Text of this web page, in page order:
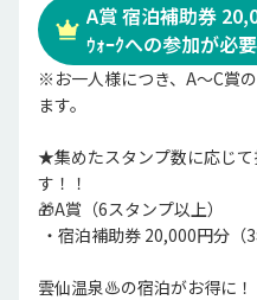
A賞 宿泊補助券
ｳｫｰｸへの参加が必要
※お一人様につき、A～C賞
ます。
★集めたスタンプ数に応じ
す！！
🎁A賞（6スタンプ以上）
雲仙温泉♨の宿泊がお得に！